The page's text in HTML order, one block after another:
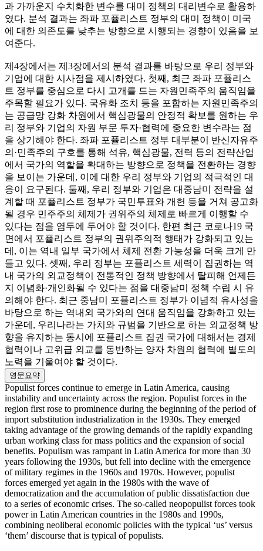
과 가까운지 수치화한 변수를 대미 정책의 대리변수로 활용하
였다. 분석 결과는 좌파 포퓰리스트 정부의 대미 정책이 미국
에 대한 의존도를 낮추는 방향으로 시행되는 경향이 있음을 보
여준다.
제4장에서는 제3장에서의 분석 결과를 바탕으로 우리 정부와
기업에 대한 시사점을 제시하였다. 첫째, 최근 좌파 포퓰리스
트 정부를 중심으로 다시 고개를 드는 자원민족주의 움직임을
주목할 필요가 있다. 국유화 조치 등을 포함하는 자원민족주의
는 공급망 강화 차원에서 핵심광물의 안정적 확보를 원하는 우
리 정부와 기업의 자원 부문 투자·협력에 중요한 변수라는 점
을 상기해야 한다. 좌파 포퓰리스트 정부 대부분이 반신자유주
의·민족주의 구호를 통해 석유, 핵심광물, 전력 등의 전략산업
에서 국가의 역할을 확대하는 방향으로 정책을 전환하는 경향
을 보이는 가운데, 이에 대한 우리 정부와 기업의 적극적인 대
응이 요구된다. 둘째, 우리 정부와 기업은 대중남미 전략을 설
계할 때 포퓰리스트 정부가 국민투표와 개헌 등을 거쳐 공고화
될 경우 민주주의 체제가 권위주의 체제로 빠르게 이행할 수
있다는 점을 염두에 두어야 할 것이다. 한편 최근 코로나19 국
면에서 포퓰리스트 정부의 권위주의적 행태가 강화되고 있는
데, 이는 역내 일부 국가에서 체제 전환 가능성을 더욱 크게 만
들고 있다. 셋째, 우리 정부는 포퓰리스트 세력이 집권하는 역
내 국가의 외교정책이 전통적인 정책 방향에서 탈피해 언제든
지 이념화·개인화될 수 있다는 점을 대중남미 정책 수립 시 유
의해야 한다. 최근 중남미 포퓰리스트 정부가 이념적 유사성을
바탕으로 하는 역내외 국가와의 연대 움직임을 강화하고 있는
가운데, 우리나라는 가치와 규범을 기반으로 하는 외교정책 방
향을 유지하는 동시에 포퓰리스트 집권 국가에 대해서는 경제
협력이나 고위급 외교를 동반하는 양자 차원의 협력에 별도의
노력을 기울여야 할 것이다.
영문요약
Populist forces continue to emerge in Latin America, causing
instability and uncertainty across the region. Populist forces in the
region first rose to prominence during the beginning of the period of
import substitution industrialization in the 1930s. They emerged
taking advantage of the growing demands of the rapidly expanding
urban working class for mass politics and the expansion of social
benefits. Populism was rampant in Latin America for more than 30
years following the 1930s, but fell into decline with the emergence
of military regimes in the 1960s and 1970s. However, populist
forces emerged yet again in the 1980s with the wave of
democratization and the accumulation of public dissatisfaction due
to a series of economic crises. The so-called neopopulist forces took
power in Latin American countries in the 1980s and 1990s,
combining neoliberal economic policies with the typical ‘us’ versus
‘them’ discourse that is typical of populists.